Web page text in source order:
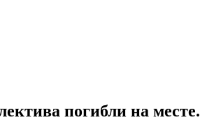
погибли на месте.